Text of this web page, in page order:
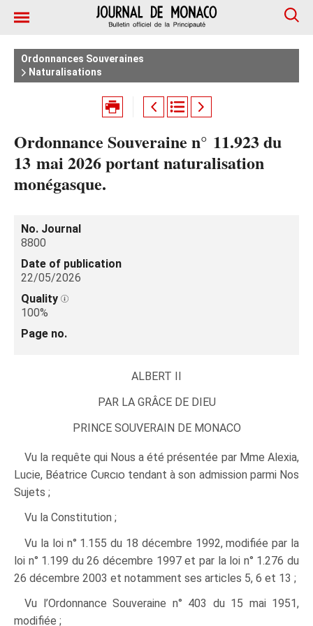
Ordonnances Souveraines
Naturalisations
Ordonnance Souveraine n° 11.923 du
13 mai 2026 portant naturalisation
monégasque.
No. Journal
8800
Date of publication
22/05/2026
Quality
100%
Page no.
ALBERT II
PAR LA GRÂCE DE DIEU
PRINCE SOUVERAIN DE MONACO
Vu la requête qui Nous a été présentée par Mme Alexia,
Lucie, Béatrice Curcio tendant à son admission parmi Nos
Sujets ;
Vu la Constitution ;
Vu la loi n° 1.155 du 18 décembre 1992, modifiée par la
loi n° 1.199 du 26 décembre 1997 et par la loi n° 1.276 du
26 décembre 2003 et notamment ses articles 5, 6 et 13 ;
Vu l’Ordonnance Souveraine n° 403 du 15 mai 1951,
modifiée ;